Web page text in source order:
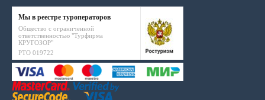
Мы в реестре туроператоров
Общество с ограниченной
ответственностью "Турфирма
КРУГОЗОР"
РТО 019722